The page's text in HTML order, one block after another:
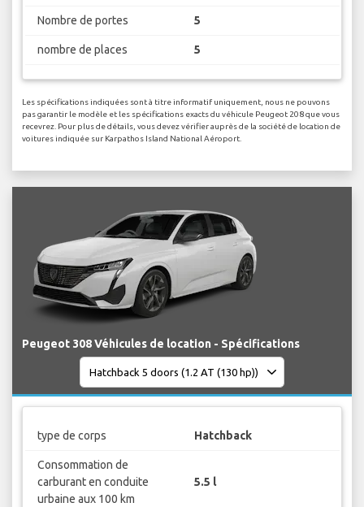
Nombre de portes 5
nombre de places 5
Les spécifications indiquées sont à titre informatif uniquement, nous ne pouvons
pas garantir le modèle et les spécifications exacts du véhicule Peugeot 208 que vous
recevrez. Pour plus de détails, vous devez vérifier auprès de la société de location de
voitures indiquée sur Karpathos Island National Aéroport.
Peugeot 308 Véhicules de location - Spécifications
type de corps Hatchback
Consommation de
carburant en conduite
urbaine aux 100 km
5.5 l